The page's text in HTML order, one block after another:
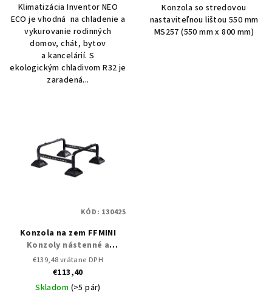
Klimatizácia Inventor NEO
ECO je vhodná na chladenie a
vykurovanie rodinných
domov, chát, bytov
a kancelárií. S
ekologickým chladivom R32 je
zaradená...
Konzola so stredovou
nastaviteľnou lištou 550 mm
MS257 (550 mm x 800 mm)
Konzola na zem FFMINI
Konzoly nástenné a
strešné
€139,48 vrátane DPH
€113,40
Skladom (>5 pár)
KÓD: 130425